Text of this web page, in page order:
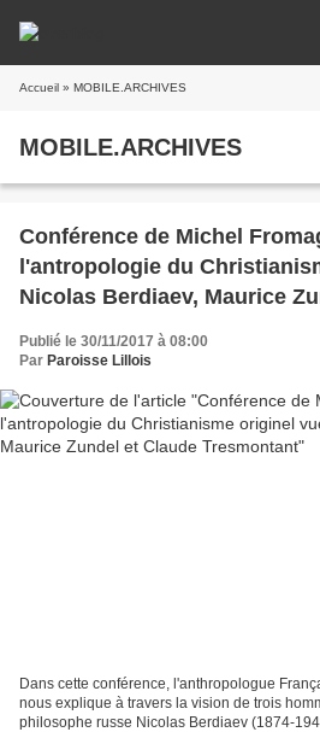
Accueil » MOBILE.ARCHIVES
MOBILE.ARCHIVES
Conférence de Michel
l'antropologie du
Nicolas Berdiaev, Maurice
Tresmontant
Publié le 30/11/2017 à 08:00
Par Paroisse Lillois
Dans cette conférence, l'anthropologue
nous explique à travers la vision de trois
philosophe russe Nicolas Berdiaev (1874-